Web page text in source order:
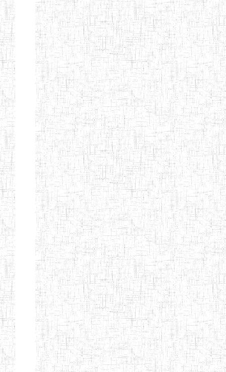
Chercher:
Effacer les filtres
Denomination
Type
Nature
Arrondissement
Denomination Création Type
ENIEG DE
MBALMAYO
01/08/2000 ENIEG
ENIEG DE
YOKADOUMA
11/07/2012 ENIEG
ENIEG
D'ABONG
MBANG
10/07/1983 ENIEG